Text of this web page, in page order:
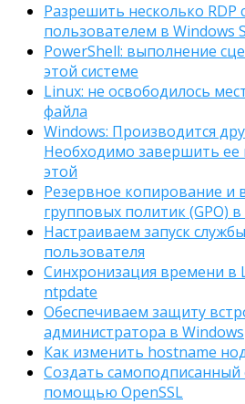
Разрешить несколько RDP
пользователем в Windows
PowerShell: выполнение
этой системе
Linux: не освободилось
файла
Windows: Производится
Необходимо завершить
этой
Резервное копирование и
групповых политик (GPO)
Настраиваем запуск
пользователя
Синхронизация времени
ntpdate
Обеспечиваем защиту
администратора в Windows
Как изменить hostname
Создать самоподписанный
помощью OpenSSL